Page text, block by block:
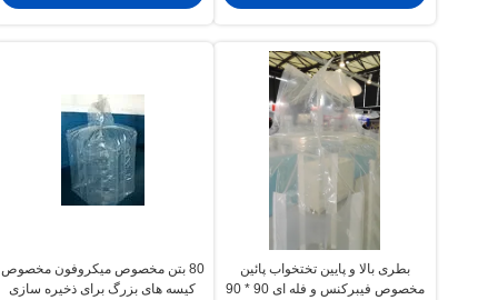
بطری بالا و پایین تختخواب پائین
مخصوص فیبرکنس و فله ای 90 * 90
80 بتن مخصوص میکروفون مخصوص
کیسه های بزرگ برای ذخیره سازی